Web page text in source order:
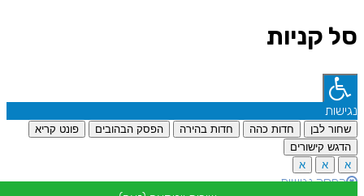
סל קניות
נגישות
שחור לבן חדות כהה חדות בהירה הפסק הבהובים
פונט קריא
הדגש קישורים
א
א א
הפסק נגישות